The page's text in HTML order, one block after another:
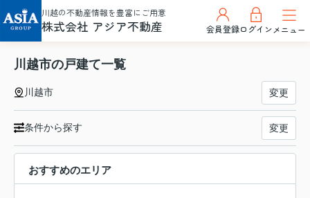
川越の不動産情報を豊富にご用意
株式会社 アジア不動産 会員登録ログインメニュー
川越市の戸建て一覧
川越市 変更
条件から探す 変更
おすすめのエリア